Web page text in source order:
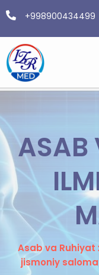
+998900434499
ASAB
Asab va Ruhiyat
jismoniy